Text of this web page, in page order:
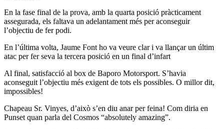
En la fase final de la prova, amb la quarta posició pràcticament
assegurada, els faltava un adelantament més per aconseguir
l’objectiu de fer podi.
En l’última volta, Jaume Font ho va veure clar i va llançar un últim
atac per fer seva la tercera posició en un final d’infart
Al final, satisfacció al box de Baporo Motorsport. S’havia
aconseguit l’objectiu més exigent de tots els possibles. O millor dit,
impossibles!
Chapeau Sr. Vinyes, d’això s’en diu anar per feina! Com diria en
Punset quan parla del Cosmos “absolutely amazing”.